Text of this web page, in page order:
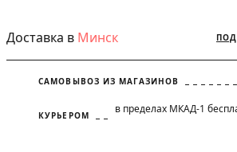
Доставка в Минск
САМОВЫВОЗ ИЗ МАГАЗИНОВ
КУРЬЕРОМ в пределах МКАД-1